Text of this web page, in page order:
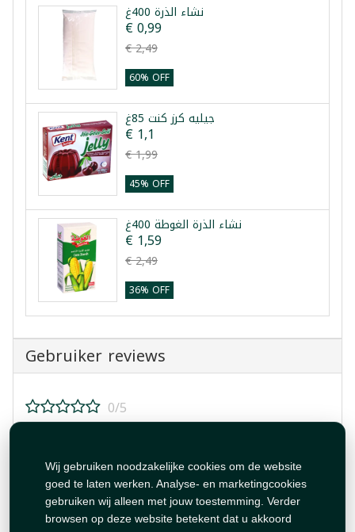
Wij gebruiken noodzakelijke cookies om de website
goed te laten werken. Analyse- en marketingcookies
gebruiken wij alleen met jouw toestemming. Verder
browsen op deze website betekent dat u akkoord
نشاء الذرة 400غ
€ 0,99
€ 2,49
60% OFF
جيليه كرز كنت 85غ
€ 1,1
€ 1,99
45% OFF
نشاء الذرة الغوطة 400غ
€ 1,59
€ 2,49
36% OFF
Gebruiker reviews
0/5